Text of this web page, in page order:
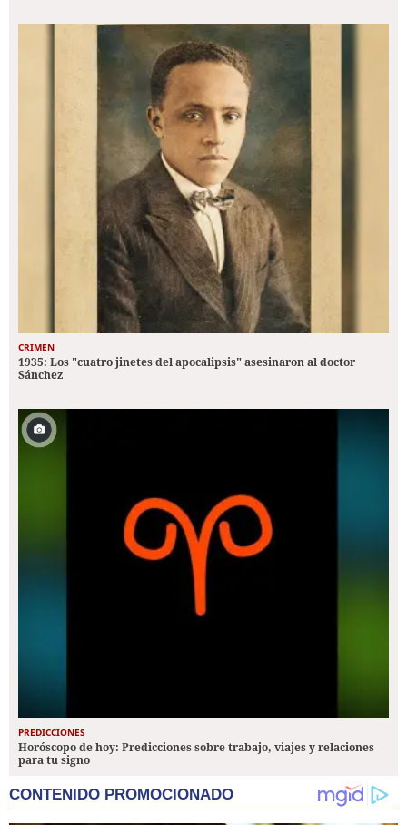
CRIMEN
1935: Los "cuatro jinetes del apocalipsis" asesinaron al doctor
Sánchez
PREDICCIONES
Horóscopo de hoy: Predicciones sobre trabajo, viajes y relaciones
para tu signo
CONTENIDO PROMOCIONADO